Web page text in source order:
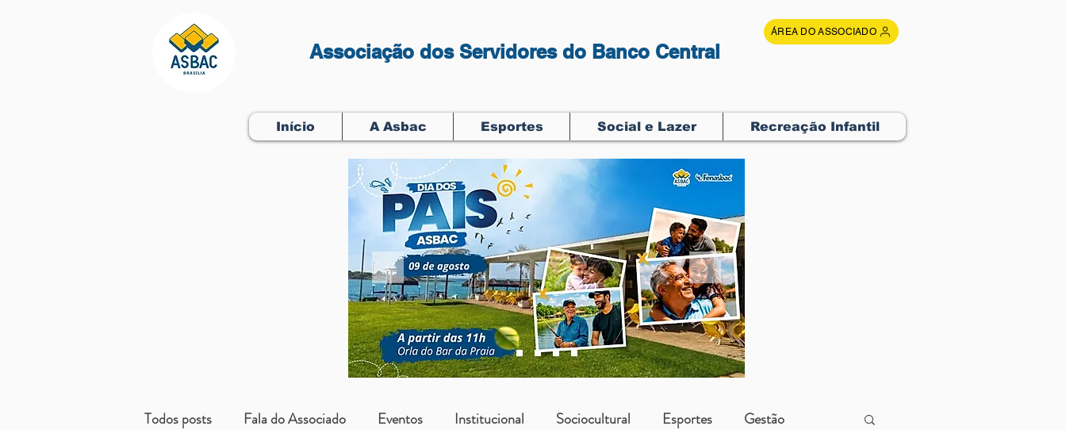
Associação dos Servidores do Banco Central
ÁREA DO ASSOCIADO
Início A Asbac Esportes Social e Lazer Recreação Infantil
Todos posts Fala do Associado Eventos Institucional Sociocultural Esportes Gestão